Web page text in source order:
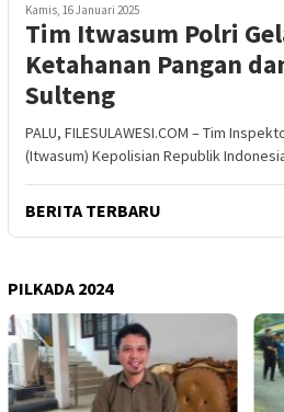
Kamis, 16 Januari 2025
Tim Itwasum Polri
Ketahanan Pangan
Sulteng
PALU, FILESULAWESI.COM – Tim
(Itwasum) Kepolisian Republik
BERITA TERBARU
PILKADA 2024